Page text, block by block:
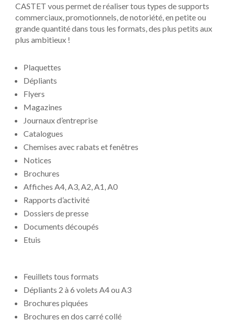
CASTET vous permet de réaliser tous types de supports
commerciaux, promotionnels, de notoriété, en petite ou
grande quantité dans tous les formats, des plus petits aux
plus ambitieux !
Plaquettes
Dépliants
Flyers
Magazines
Journaux d’entreprise
Catalogues
Chemises avec rabats et fenêtres
Notices
Brochures
Affiches A4, A3, A2, A1, A0
Rapports d’activité
Dossiers de presse
Documents découpés
Etuis
Feuillets tous formats
Dépliants 2 à 6 volets A4 ou A3
Brochures piquées
Brochures en dos carré collé